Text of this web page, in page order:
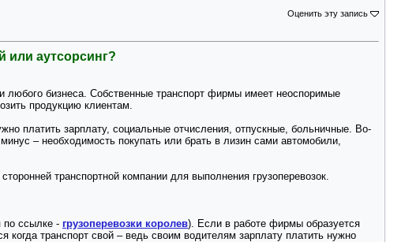
Оценить эту запись
аутсорсинг?
любого бизнеса. Собственные транспорт фирмы имеет неоспоримые
продукцию клиентам.
платить зарплату, социальные отчисления, отпускные, больничные. Во-
– необходимость покупать или брать в лизин сами автомобили,
транспортной компании для выполнения грузоперевозок.
по ссылке - грузоперевозки королев). Если в работе фирмы образуется
когда транспорт свой – ведь своим водителям зарплату платить нужно